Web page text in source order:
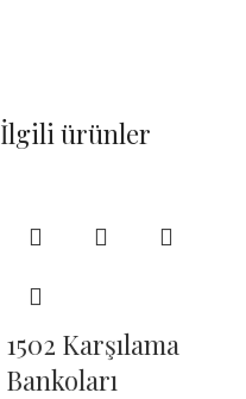
İlgili ürünler
1502 Karşılama
Bankoları